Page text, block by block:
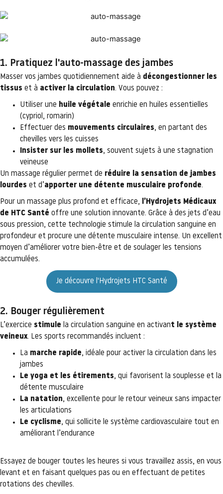
1. Pratiquez l'auto-massage des jambes
Masser vos jambes quotidiennement aide à décongestionner les
tissus et à activer la circulation. Vous pouvez :
Utiliser une huile végétale enrichie en huiles essentielles
(cypriol, romarin)
Effectuer des mouvements circulaires, en partant des
chevilles vers les cuisses
Insister sur les mollets, souvent sujets à une stagnation
veineuse
Un massage régulier permet de réduire la sensation de jambes
lourdes et d’apporter une détente musculaire profonde.
Pour un massage plus profond et efficace, l’Hydrojets Médicaux
de HTC Santé offre une solution innovante. Grâce à des jets d’eau
sous pression, cette technologie stimule la circulation sanguine en
profondeur et procure une détente musculaire intense. Un excellent
moyen d’améliorer votre bien-être et de soulager les tensions
accumulées.
Je découvre l'Hydrojets HTC Santé
2. Bouger régulièrement
L’exercice stimule la circulation sanguine en activant le système
veineux. Les sports recommandés incluent :
La marche rapide, idéale pour activer la circulation dans les
jambes
Le yoga et les étirements, qui favorisent la souplesse et la
détente musculaire
La natation, excellente pour le retour veineux sans impacter
les articulations
Le cyclisme, qui sollicite le système cardiovasculaire tout en
améliorant l’endurance
Essayez de bouger toutes les heures si vous travaillez assis, en vous
levant et en faisant quelques pas ou en effectuant de petites
rotations des chevilles.